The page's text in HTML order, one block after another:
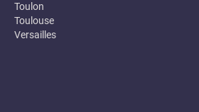
Toulon
Toulouse
Versailles